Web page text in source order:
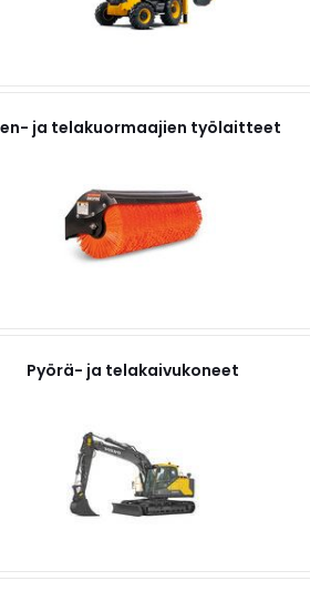
ja telakuormaajien työlaitteet
Pyörä- ja telakaivukoneet